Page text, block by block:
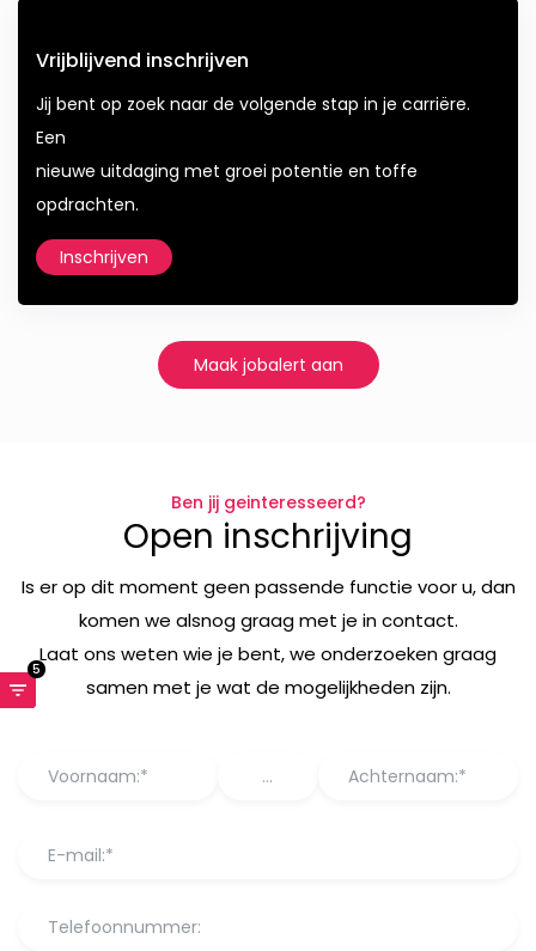
Vrijblijvend inschrijven
Jij bent op zoek naar de volgende stap in je carriëre.
Een
nieuwe uitdaging met groei potentie en toffe
opdrachten.
Inschrijven
Maak jobalert aan
5
Ben jij geinteresseerd?
Open inschrijving
Is er op dit moment geen passende functie voor u, dan
komen we alsnog graag met je in contact.
Laat ons weten wie je bent, we onderzoeken graag
samen met je wat de mogelijkheden zijn.